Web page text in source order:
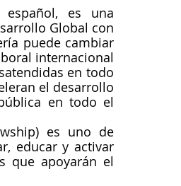
español, es una
Global con
puede cambiar
internacional
en todo
el desarrollo
en todo el
es uno de
educar y activar
que apoyarán el